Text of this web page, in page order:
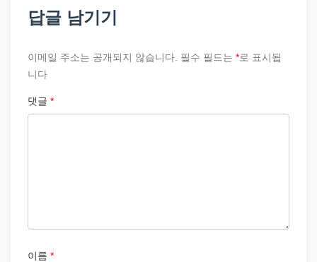
답글 남기기
이메일 주소는 공개되지 않습니다. 필수 필드는 *로 표시됩
니다
댓글 *
이름 *